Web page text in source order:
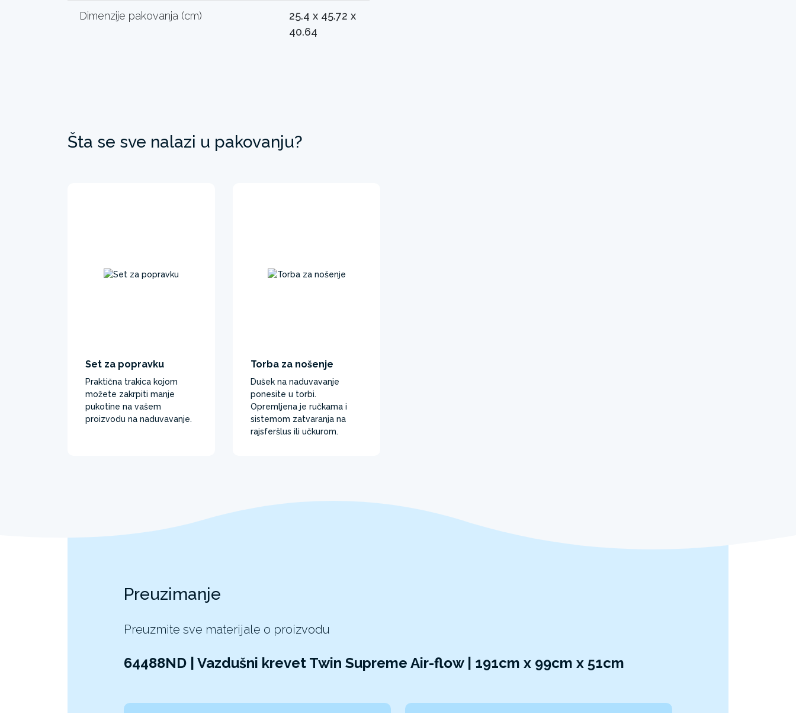
Dimenzije pakovanja (cm)
25.4 x 45.72 x
40.64
Šta se sve nalazi u pakovanju?
Set za popravku
Praktična trakica kojom
možete zakrpiti manje
pukotine na vašem
proizvodu na naduvavanje.
Torba za nošenje
Dušek na naduvavanje
ponesite u torbi.
Opremljena je ručkama i
sistemom zatvaranja na
rajsferšlus ili učkurom. ​
Preuzimanje
Preuzmite sve materijale o proizvodu
64488ND | Vazdušni krevet Twin Supreme Air-flow | 191cm x 99cm x 51cm